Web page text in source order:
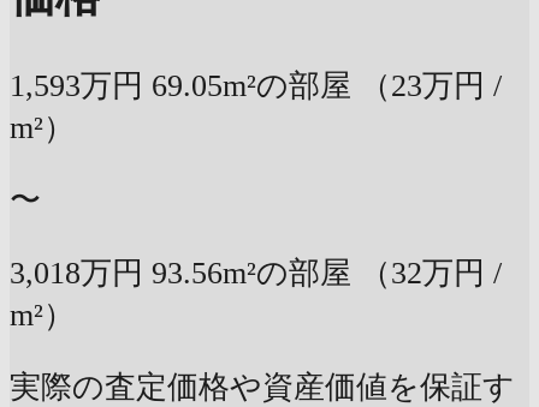
1,593万円 69.05m²の部屋
（23万円 /
m²）
〜
3,018万円 93.56m²の部屋
（32万円 /
m²）
実際の査定価格や資産価値を保証す